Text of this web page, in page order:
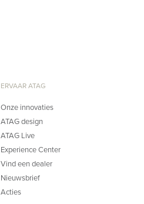
ERVAAR ATAG
Onze innovaties
ATAG design
ATAG Live
Experience Center
Vind een dealer
Nieuwsbrief
Acties